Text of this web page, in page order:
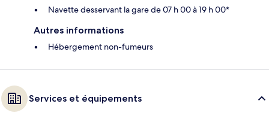
Navette desservant la gare de 07 h 00 à 19 h 00*
Autres informations
Hébergement non-fumeurs
Services et équipements